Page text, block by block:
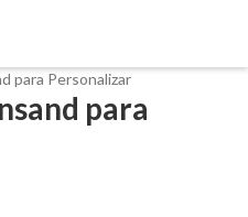
para Personalizar
para